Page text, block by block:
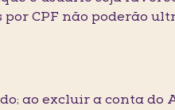
CPF não poderão
ao excluir a conta